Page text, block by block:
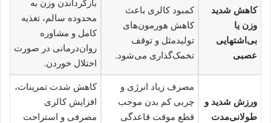
کاهش شدید
وزن یا
بی‌اشتهایی
عصبی
کمبود کالری باعث
کاهش هورمون‌های
تولیدمثل و توقف
تخمک‌گذاری می‌شود.
بازگرداندن وزن به
محدوده سالم، تغذیه
کامل و مشاوره
روان‌درمانی در صورت
اختلال خوردن.
ورزش شدید و
طولانی‌مدت
مصرف زیاد انرژی و
چربی کم بدن موجب
قطع موقت قاعدگی
کاهش شدت تمرینات،
افزایش کالری
مصرفی و استراحت